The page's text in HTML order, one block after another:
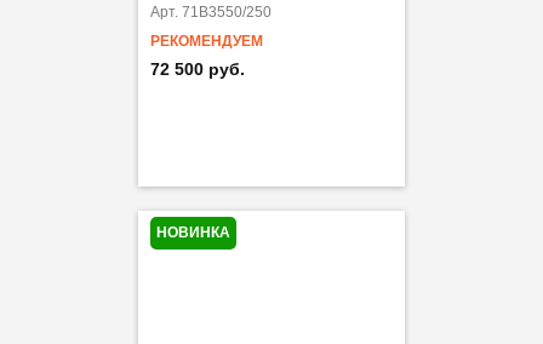
Арт. 71B3550/250
РЕКОМЕНДУЕМ
72 500 руб.
НОВИНКА